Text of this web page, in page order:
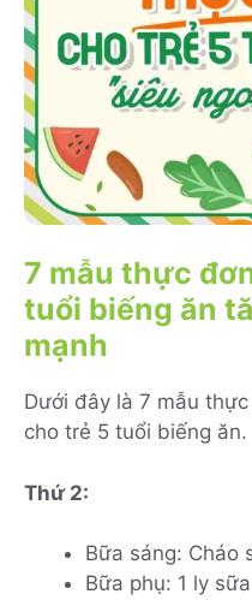
7 mẫu thực
tuổi biếng ăn
mạnh
Dưới đây là 7 mẫu
cho trẻ 5 tuổi biếng ăn.
Thứ 2:
Bữa sáng: Cháo
Bữa phụ: 1 ly